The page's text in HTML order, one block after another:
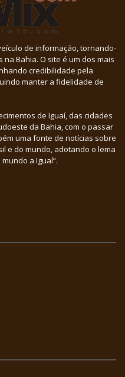
de informação, tornando-
Bahia. O site é um dos mais
credibilidade pela
manter a fidelidade de
de Iguaí, das cidades
da Bahia, com o passar
uma fonte de notícias sobre
e do mundo, adotando o lema
a Iguaí”.